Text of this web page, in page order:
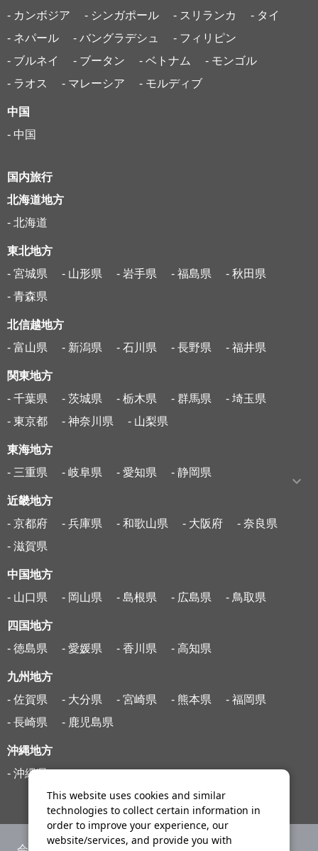
- カンボジア
- シンガポール - スリランカ
- タイ
- ネパール
- バングラデシュ
- フィリピン
- ブルネイ
- ブータン - ベトナム
- モンゴル
- ラオス
- マレーシア - モルディブ
中国
- 中国
国内旅行
北海道地方
- 北海道
東北地方
- 宮城県
- 山形県 - 岩手県 - 福島県
- 秋田県
- 青森県
北信越地方
- 富山県
- 新潟県 - 石川県 - 長野県 - 福井県
関東地方
- 千葉県
- 茨城県 - 栃木県 - 群馬県
- 埼玉県
- 東京都
- 神奈川県 - 山梨県
東海地方
- 三重県
- 岐阜県 - 愛知県 - 静岡県
近畿地方
- 京都府
- 兵庫県 - 和歌山県 - 大阪府
- 奈良県
- 滋賀県
中国地方
- 山口県
- 岡山県 - 島根県 - 広島県 - 鳥取県
四国地方
- 徳島県
- 愛媛県 - 香川県 - 高知県
九州地方
- 佐賀県
- 大分県 - 宮崎県 - 熊本県
- 福岡県
- 長崎県
- 鹿児島県
沖縄地方
- 沖縄県
This website uses cookies and similar
technologies to collect certain information in
order to improve your experience, our
website/services, and provide you with